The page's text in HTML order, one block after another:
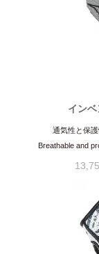
イン
通気性と保
Breathable and